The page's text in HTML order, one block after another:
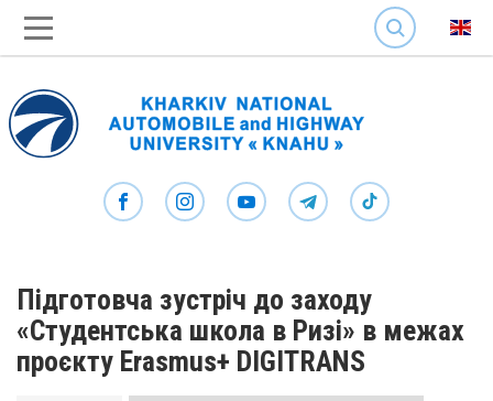
SEARCH
Підготовча зустріч до заходу
«Студентська школа в Ризі» в межах
проєкту Erasmus+ DIGITRANS